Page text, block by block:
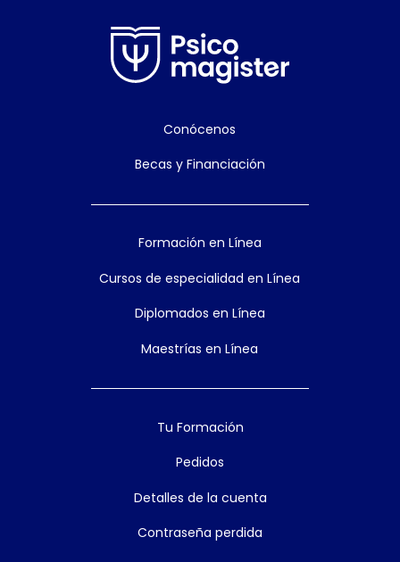
Conócenos
Becas y Financiación
Formación en Línea
Cursos de especialidad en Línea
Diplomados en Línea
Maestrías en Línea
Tu Formación
Pedidos
Detalles de la cuenta
Contraseña perdida